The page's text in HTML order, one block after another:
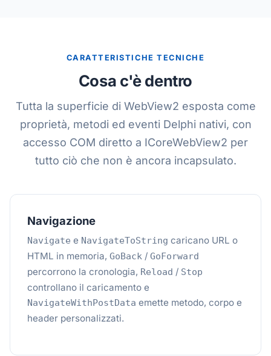
CARATTERISTICHE TECNICHE
Cosa c'è dentro
Tutta la superficie di WebView2 esposta come
proprietà, metodi ed eventi Delphi nativi, con
accesso COM diretto a ICoreWebView2 per
tutto ciò che non è ancora incapsulato.
Navigazione
Navigate e NavigateToString caricano URL o
HTML in memoria, GoBack / GoForward
percorrono la cronologia, Reload / Stop
controllano il caricamento e
NavigateWithPostData emette metodo, corpo e
header personalizzati.